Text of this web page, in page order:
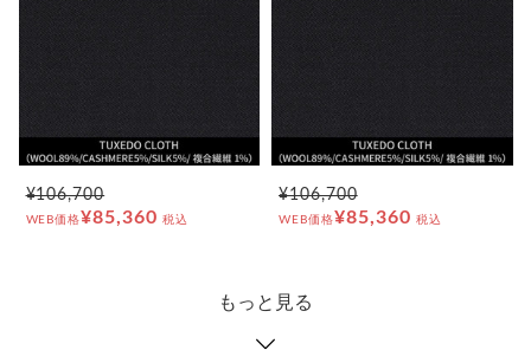
¥106,700
WEB価格¥85,360 税込
¥106,700
WEB価格¥85,360 税込
もっと見る